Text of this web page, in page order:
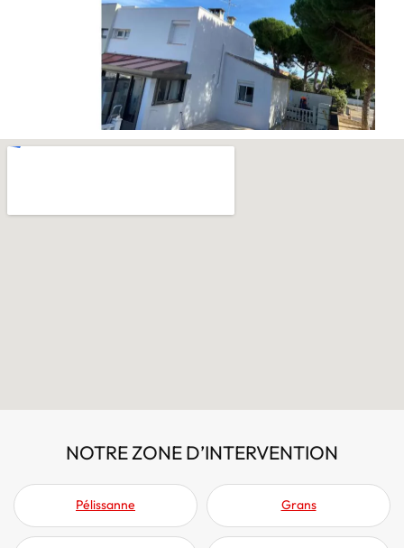
NOTRE ZONE D’INTERVENTION
Pélissanne Grans